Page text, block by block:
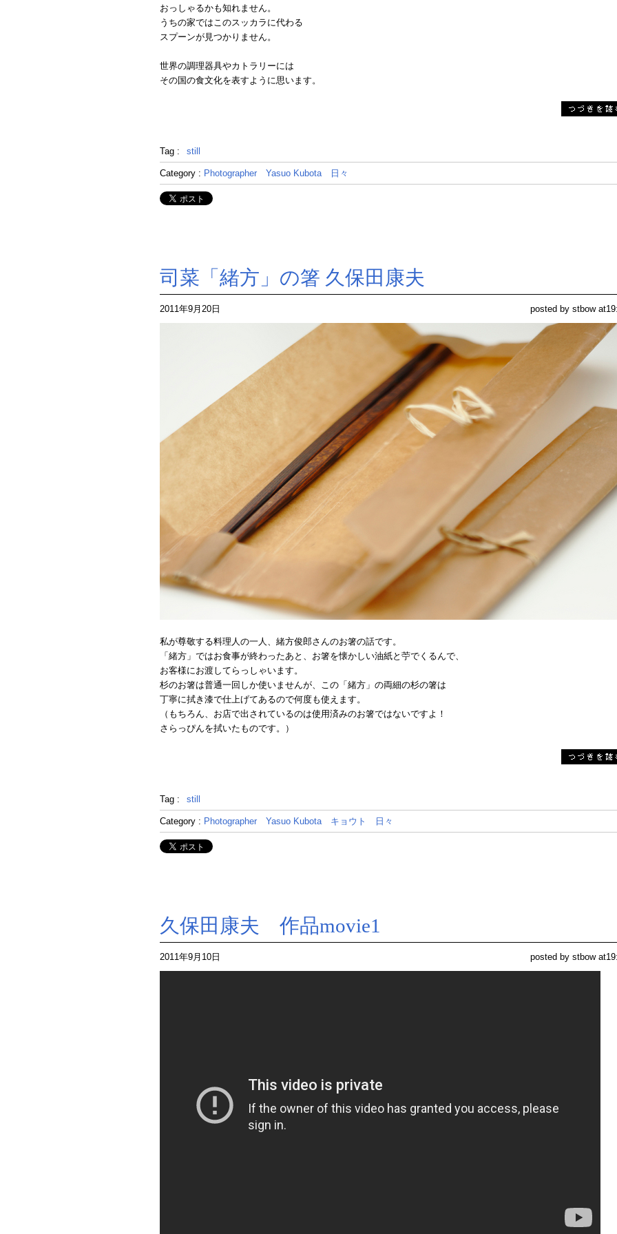
おっしゃるかも知れません。
うちの家ではこのスッカラに代わる
スプーンが見つかりません。
世界の調理器具やカトラリーには
その国の食文化を表すように思います。
Tag : still
Category : Photographer Yasuo Kubota 日々
司菜「緒方」の箸 久保田康夫
2011年9月20日 posted by stbow
私が尊敬する料理人の一人、緒方俊郎さんのお箸の話です。
「緒方」ではお食事が終わったあと、お箸を懐かしい油紙と苧でくるんで、
お客様にお渡してらっしゃいます。
杉のお箸は普通一回しか使いませんが、この「緒方」の両細の杉の箸は
丁寧に拭き漆で仕上げてあるので何度も使えます。
（もちろん、お店で出されているのは使用済みのお箸ではないですよ！
さらっぴんを拭いたものです。）
Tag : still
Category : Photographer Yasuo Kubota キョウト 日々
久保田康夫 作品movie1
2011年9月10日 posted by stbow